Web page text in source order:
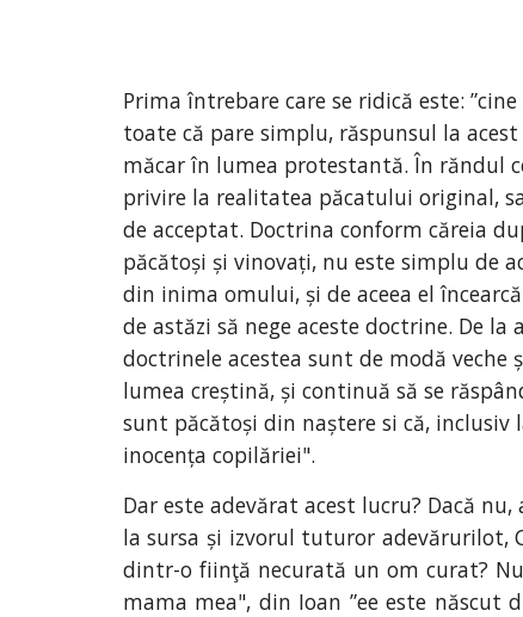
Prima întrebare care se ridică este:
toate că pare simplu, răspunsul la
măcar în lumea protestantă. În răndul
privire la realitatea păcatului original,
de acceptat. Doctrina conform căreia
păcătoși și vinovați, nu este simplu de
din inima omului, și de aceea el
de astăzi să nege aceste doctrine. De
doctrinele acestea sunt de modă
lumea creștină, și continuă să se
sunt păcătoși din naștere si că, inclusiv
inocența copilăriei".
Dar este adevărat acest lucru? Dacă
la sursa și izvorul tuturor adevărurilot,
dintr-o fiinţă necurată un om curat?
mama mea", din Ioan ”ee este născut